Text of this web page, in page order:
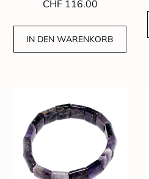
CHF116.00
IN DEN WARENKORB